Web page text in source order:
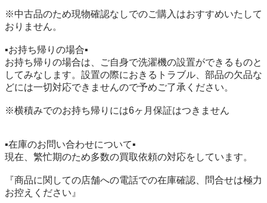
※中古品のため現物確認なしでのご購入はおすすめいたして
おりません。
▪️お持ち帰りの場合▪️
お持ち帰りの場合は、ご自身で洗濯機の設置ができるものと
してみなします。設置の際におきるトラブル、部品の欠品な
どには一切対応できませんので予めご了承ください。
※横積みでのお持ち帰りには6ヶ月保証はつきません
▪️在庫のお問い合わせについて▪️
現在、繁忙期のため多数の買取依頼の対応をしています。
『商品に関しての店舗への電話での在庫確認、問合せは極力
お控えください』